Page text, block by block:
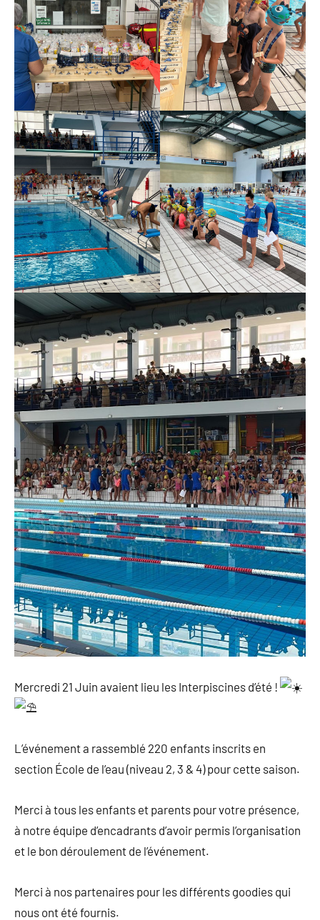
Mercredi 21 Juin avaient lieu les Interpiscines d’été !
L’événement a rassemblé 220 enfants inscrits en
section École de l’eau (niveau 2, 3 & 4) pour cette saison.
Merci à tous les enfants et parents pour votre présence,
à notre équipe d’encadrants d’avoir permis l’organisation
et le bon déroulement de l’événement.
Merci à nos partenaires pour les différents goodies qui
nous ont été fournis.